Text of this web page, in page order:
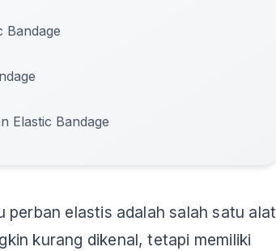
Bandage
Elastic Bandage
perban elastis adalah salah satu alat
kurang dikenal, tetapi memiliki